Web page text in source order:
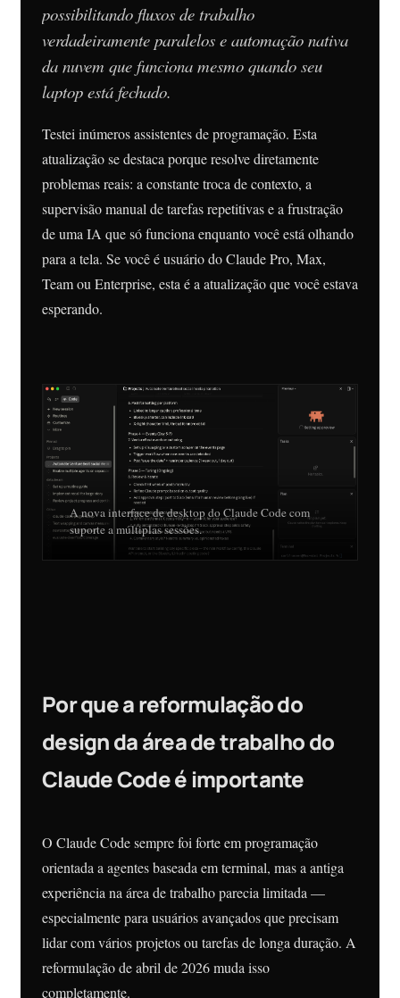
possibilitando fluxos de trabalho
verdadeiramente paralelos e automação nativa
da nuvem que funciona mesmo quando seu
laptop está fechado.
Testei inúmeros assistentes de programação. Esta
atualização se destaca porque resolve diretamente
problemas reais: a constante troca de contexto, a
supervisão manual de tarefas repetitivas e a frustração
de uma IA que só funciona enquanto você está olhando
para a tela. Se você é usuário do Claude Pro, Max,
Team ou Enterprise, esta é a atualização que você estava
esperando.
A nova interface de desktop do Claude Code com
suporte a múltiplas sessões.
Por que a reformulação do
design da área de trabalho do
Claude Code é importante
O Claude Code sempre foi forte em programação
orientada a agentes baseada em terminal, mas a antiga
experiência na área de trabalho parecia limitada —
especialmente para usuários avançados que precisam
lidar com vários projetos ou tarefas de longa duração. A
reformulação de abril de 2026 muda isso
completamente.